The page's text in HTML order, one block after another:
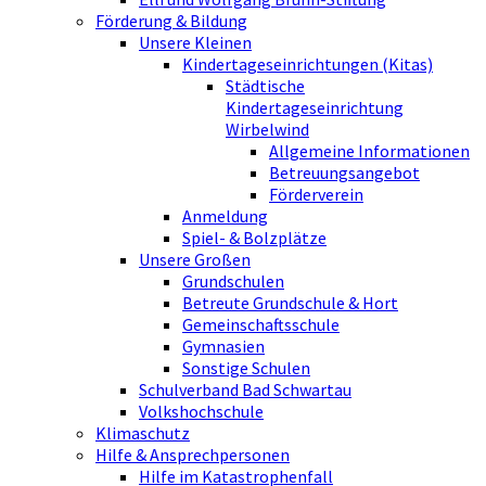
Förderung & Bildung
Unsere Kleinen
Kindertageseinrichtungen (Kitas)
Städtische
Kindertageseinrichtung
Wirbelwind
Allgemeine Informationen
Betreuungsangebot
Förderverein
Anmeldung
Spiel- & Bolzplätze
Unsere Großen
Grundschulen
Betreute Grundschule & Hort
Gemeinschaftsschule
Gymnasien
Sonstige Schulen
Schulverband Bad Schwartau
Volkshochschule
Klimaschutz
Hilfe & Ansprechpersonen
Hilfe im Katastrophenfall